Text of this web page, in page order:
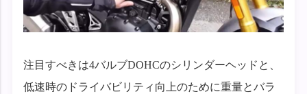
注目すべきは4バルブDOHCのシリンダーヘッドと、
低速時のドライバビリティ向上のために重量とバラ